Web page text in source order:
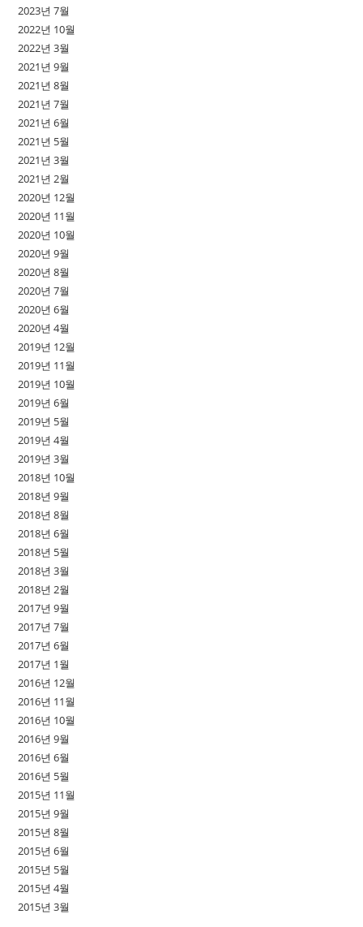
2023년 7월
2022년 10월
2022년 3월
2021년 9월
2021년 8월
2021년 7월
2021년 6월
2021년 5월
2021년 3월
2021년 2월
2020년 12월
2020년 11월
2020년 10월
2020년 9월
2020년 8월
2020년 7월
2020년 6월
2020년 4월
2019년 12월
2019년 11월
2019년 10월
2019년 6월
2019년 5월
2019년 4월
2019년 3월
2018년 10월
2018년 9월
2018년 8월
2018년 6월
2018년 5월
2018년 3월
2018년 2월
2017년 9월
2017년 7월
2017년 6월
2017년 1월
2016년 12월
2016년 11월
2016년 10월
2016년 9월
2016년 6월
2016년 5월
2015년 11월
2015년 9월
2015년 8월
2015년 6월
2015년 5월
2015년 4월
2015년 3월